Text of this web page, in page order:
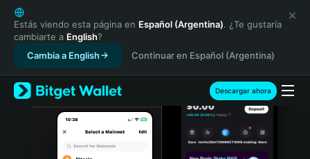
English
日本語
Tiếng Việt
Русский
Español (Latinoamérica)
Türkçe
Italiano
Estás viendo esta página en Español (Argentina). ¿Te gustaría
cambiarte a English?
Cambia a English
Continuar en Español (Argentina)
Descargar ahora